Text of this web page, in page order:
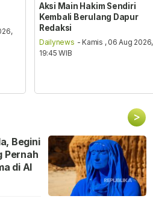
Aksi Main Hakim Sendiri
Kembali Berulang Dapur
Redaksi
Dailynews - Kamis , 06 Aug 2026,
19:45 WIB
>
Begini
Pernah
di Al